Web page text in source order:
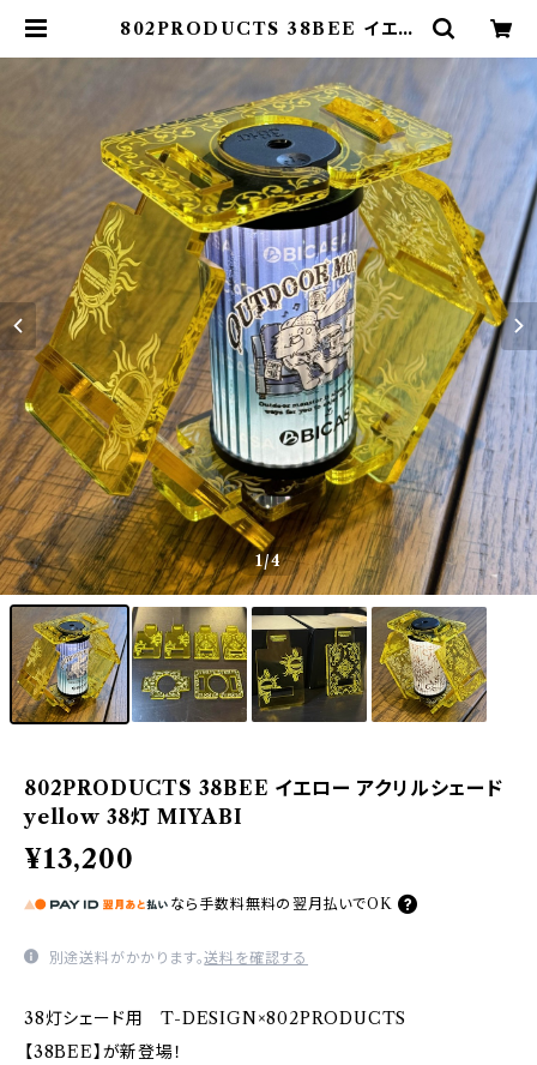
802PRODUCTS 38BEE イエロ
MIYABI | 802 PRODUCTS
1/4
802PRODUCTS 38BEE イエロー アクリルシェード
yellow 38灯 MIYABI
¥13,200
なら 手数料無料の 翌月払いでOK
別途送料がかかります。送料を確認する
38灯シェード用 T-DESIGN×802PRODUCTS
【38BEE】が新登場！